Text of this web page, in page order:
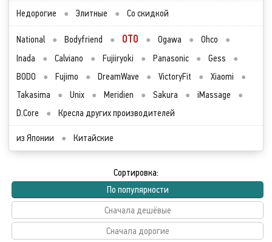
Недорогие ● Элитные ● Со скидкой
National ● Bodyfriend ● OTO ● Ogawa ● Ohco
●
Inada
● Calviano ● Fujiiryoki ● Panasonic ● Gess
●
BODO
● Fujimo ● DreamWave ● VictoryFit ● Xiaomi
●
Takasima
● Unix ● Meridien ● Sakura ● iMassage
●
D.Core
● Кресла других производителей
из Японии ● Китайские
Сортировка:
По популярности
Сначала дешёвые
Сначала дорогие